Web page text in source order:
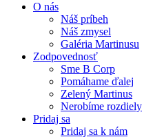
O nás
Náš príbeh
Náš zmysel
Galéria Martinusu
Zodpovednosť
Sme B Corp
Pomáhame ďalej
Zelený Martinus
Nerobíme rozdiely
Pridaj sa
Pridaj sa k nám